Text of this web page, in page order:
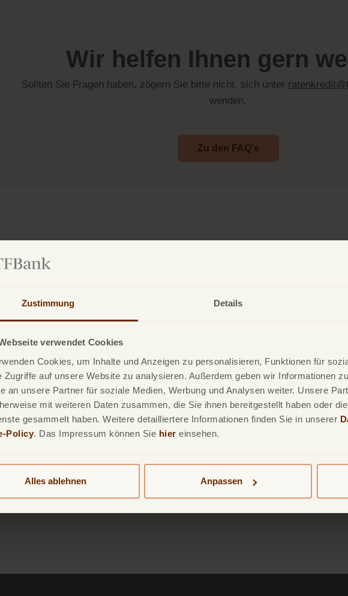
Zustimmung Details
verwendet Cookies
Cookies, um Inhalte und Anzeigen zu personalisieren, Funktionen für
Zugriffe auf unsere Website zu analysieren. Außerdem geben wir Informationen
an unsere Partner für soziale Medien, Werbung und Analysen weiter. Unsere
mit weiteren Daten zusammen, die Sie ihnen bereitgestellt haben oder
gesammelt haben. Weitere detailliertere Informationen finden Sie in unserer
Policy. Das Impressum können Sie hier einsehen.
Alles ablehnen Anpassen
Wir helfen Ihnen gern
Sollten Sie Fragen haben, zögern Sie bitte nicht, sich unter
wenden.
Zu den FAQ's
finanzielle
nach Ihren Bedürfnissen richtet.
erfahren